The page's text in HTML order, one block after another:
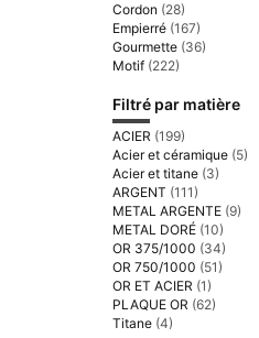
Cordon (28)
Empierré (167)
Gourmette (36)
Motif (222)
Filtré par matière
ACIER (199)
Acier et céramique (5)
Acier et titane (3)
ARGENT (111)
METAL ARGENTE (9)
METAL DORÉ (10)
OR 375/1000 (34)
OR 750/1000 (51)
OR ET ACIER (1)
PLAQUE OR (62)
Titane (4)